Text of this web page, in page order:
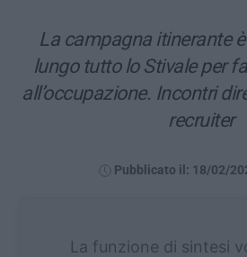
La campagna itinerante
lungo tutto lo Stivale per
all’occupazione. Incontri
recruiter
Pubblicato il: 18/02/
La funzione di sintesi